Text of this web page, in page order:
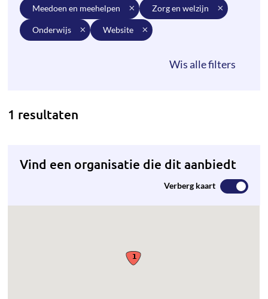
meedoen en meehelpen zorg en welzijn
onderwijs website
1 resultaten
Vind een organisatie die dit aanbiedt
Verberg kaart